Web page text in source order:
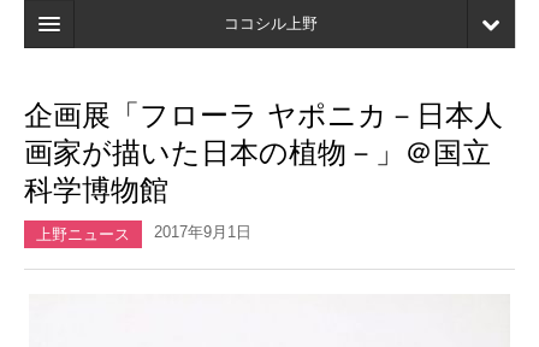
ココシル上野
検索
店舗・施設最新情報
口コミ
マイページ
企画展「フローラ ヤポニカ－日本人
画家が描いた日本の植物－」＠国立
科学博物館
上野ニュース 2017年9月1日